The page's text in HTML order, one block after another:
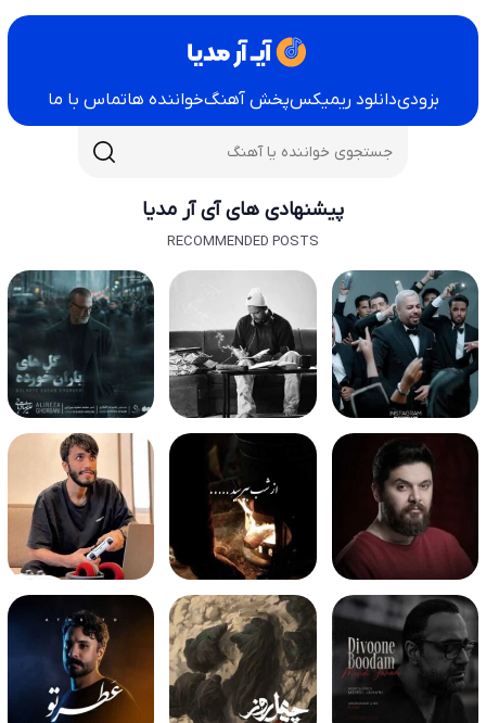
بزودیدانلود ریمیکسپخش آهنگخواننده هاتماس با ما
پیشنهادی های آی آر مدیا
RECOMMENDED POSTS